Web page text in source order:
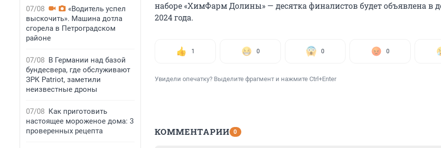
07/08
«Водитель успел
выскочить». Машина дотла
сгорела в Петроградском
районе
07/08 В Германии над базой
бундесвера, где обслуживают
ЗРК Patriot, заметили
неизвестные дроны
07/08 Как приготовить
настоящее мороженое дома: 3
проверенных рецепта
наборе «ХимФарм Долины» — десятка финалистов будет объявлена в
2024 года.
1 0 0 0
Увидели опечатку? Выделите фрагмент и нажмите Ctrl+Enter
КОММЕНТАРИИ 0